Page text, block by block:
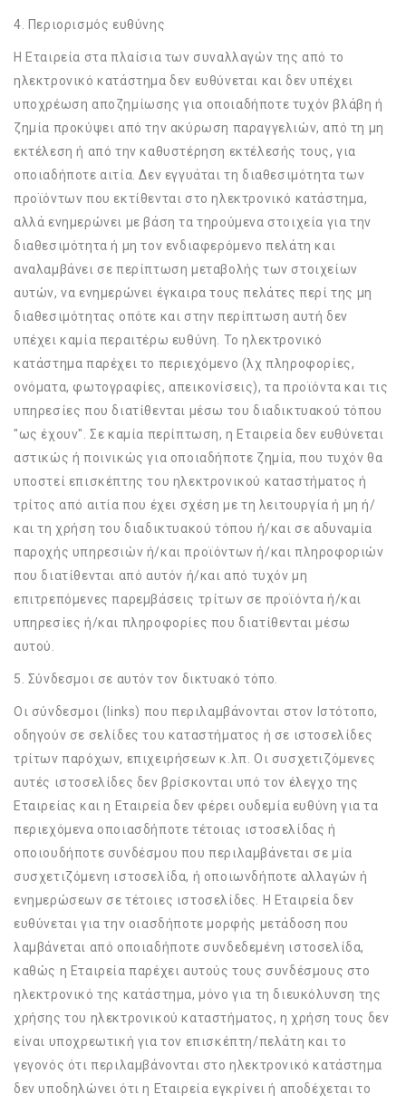
4. Περιορισμός ευθύνης
Η Εταιρεία στα πλαίσια των συναλλαγών της από το
ηλεκτρονικό κατάστημα δεν ευθύνεται και δεν υπέχει
υποχρέωση αποζημίωσης για οποιαδήποτε τυχόν βλάβη ή
ζημία προκύψει από την ακύρωση παραγγελιών, από τη μη
εκτέλεση ή από την καθυστέρηση εκτέλεσής τους, για
οποιαδήποτε αιτία. Δεν εγγυάται τη διαθεσιμότητα των
προϊόντων που εκτίθενται στο ηλεκτρονικό κατάστημα,
αλλά ενημερώνει με βάση τα τηρούμενα στοιχεία για την
διαθεσιμότητα ή μη τον ενδιαφερόμενο πελάτη και
αναλαμβάνει σε περίπτωση μεταβολής των στοιχείων
αυτών, να ενημερώνει έγκαιρα τους πελάτες περί της μη
διαθεσιμότητας οπότε και στην περίπτωση αυτή δεν
υπέχει καμία περαιτέρω ευθύνη. Το ηλεκτρονικό
κατάστημα παρέχει το περιεχόμενο (λχ πληροφορίες,
ονόματα, φωτογραφίες, απεικονίσεις), τα προϊόντα και τις
υπηρεσίες που διατίθενται μέσω του διαδικτυακού τόπου
"ως έχουν". Σε καμία περίπτωση, η Εταιρεία δεν ευθύνεται
αστικώς ή ποινικώς για οποιαδήποτε ζημία, που τυχόν θα
υποστεί επισκέπτης του ηλεκτρονικού καταστήματος ή
τρίτος από αιτία που έχει σχέση με τη λειτουργία ή μη ή/
και τη χρήση του διαδικτυακού τόπου ή/και σε αδυναμία
παροχής υπηρεσιών ή/και προϊόντων ή/και πληροφοριών
που διατίθενται από αυτόν ή/και από τυχόν μη
επιτρεπόμενες παρεμβάσεις τρίτων σε προϊόντα ή/και
υπηρεσίες ή/και πληροφορίες που διατίθενται μέσω
αυτού.
5. Σύνδεσμοι σε αυτόν τον δικτυακό τόπο.
Οι σύνδεσμοι (links) που περιλαμβάνονται στον Ιστότοπο,
οδηγούν σε σελίδες του καταστήματος ή σε ιστοσελίδες
τρίτων παρόχων, επιχειρήσεων κ.λπ. Οι συσχετιζόμενες
αυτές ιστοσελίδες δεν βρίσκονται υπό τον έλεγχο της
Εταιρείας και η Εταιρεία δεν φέρει ουδεμία ευθύνη για τα
περιεχόμενα οποιασδήποτε τέτοιας ιστοσελίδας ή
οποιουδήποτε συνδέσμου που περιλαμβάνεται σε μία
συσχετιζόμενη ιστοσελίδα, ή οποιωνδήποτε αλλαγών ή
ενημερώσεων σε τέτοιες ιστοσελίδες. Η Εταιρεία δεν
ευθύνεται για την οιασδήποτε μορφής μετάδοση που
λαμβάνεται από οποιαδήποτε συνδεδεμένη ιστοσελίδα,
καθώς η Εταιρεία παρέχει αυτούς τους συνδέσμους στο
ηλεκτρονικό της κατάστημα, μόνο για τη διευκόλυνση της
χρήσης του ηλεκτρονικού καταστήματος, η χρήση τους δεν
είναι υποχρεωτική για τον επισκέπτη/πελάτη και το
γεγονός ότι περιλαμβάνονται στο ηλεκτρονικό κατάστημα
δεν υποδηλώνει ότι η Εταιρεία εγκρίνει ή αποδέχεται το